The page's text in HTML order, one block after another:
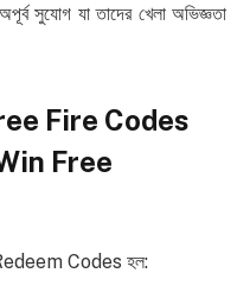
সুযোগ যা তাদের খেলা অভিজ্ঞতা
Fire Codes
Free
Codes হল: